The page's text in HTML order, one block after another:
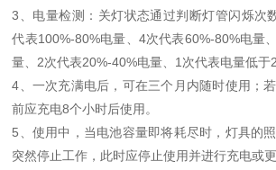
3、电量检测：关灯状态通过判断灯管闪烁次
代表100%-80%电量、4次代表60%-80%电量
量、2次代表20%-40%电量、1次代表电量低于
4、一次充满电后，可在三个月内随时使用；
前应充电8个小时后使用。
5、使用中，当电池容量即将耗尽时，灯具的
突然停止工作，此时应停止使用并进行充电或更